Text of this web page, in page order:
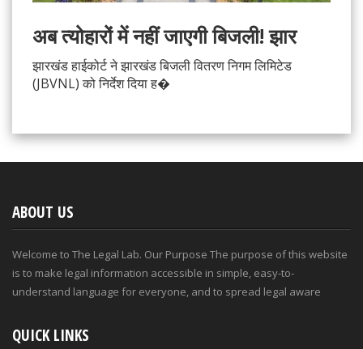
अब त्योहारों में नहीं जाएगी बिजली! झार
झारखंड हाईकोर्ट ने झारखंड बिजली वितरण निगम लिमिटेड
(JBVNL) को निर्देश दिया ह�
ABOUT US
Welcome to The Legal Lab. Our Purpose The purpose of this website
is to make legal information accessible in simple, easy-to-
understand language for everyone, and to spread legal aware
QUICK LINKS